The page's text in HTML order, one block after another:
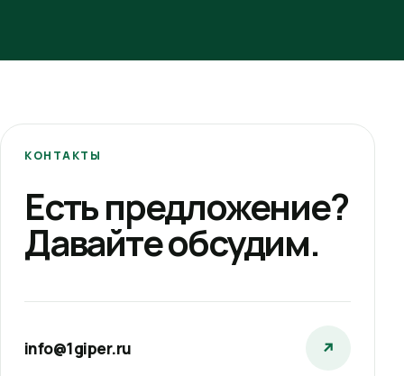
КОНТАКТЫ
Есть предложение?
Давайте обсудим.
info@1giper.ru ↗